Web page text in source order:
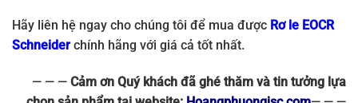
Hãy liên hệ ngay cho chúng tôi để mua được Rơ le EOCR
Schneiderchính hãng với giá cả tốt nhất.
— — — Cảm ơn Quý khách đã ghé thăm và tin tưởng lựa